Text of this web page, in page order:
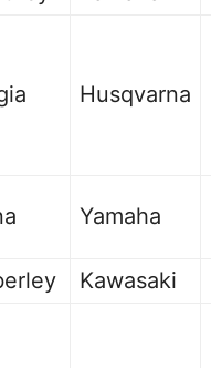
Husqvarna
Yamaha
Kawasaki